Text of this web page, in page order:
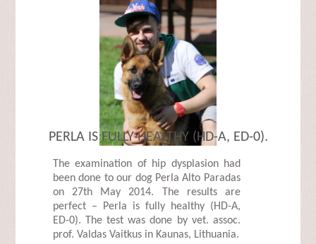
PERLA IS FULLY HEALTHY (HD-A, ED-0).
The examination of hip dysplasion had
been done to our dog Perla Alto Paradas
on 27th May 2014. The results are
perfect – Perla is fully healthy (HD-A,
ED-0). The test was done by vet. assoc.
prof. Valdas Vaitkus in Kaunas, Lithuania.